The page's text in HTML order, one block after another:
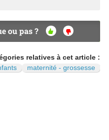
ou pas ?
OU
NO
N
relatives à cet article :
maternité - grossesse